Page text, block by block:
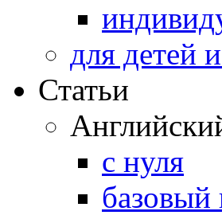
для детей
Статьи
с нуля
базовый